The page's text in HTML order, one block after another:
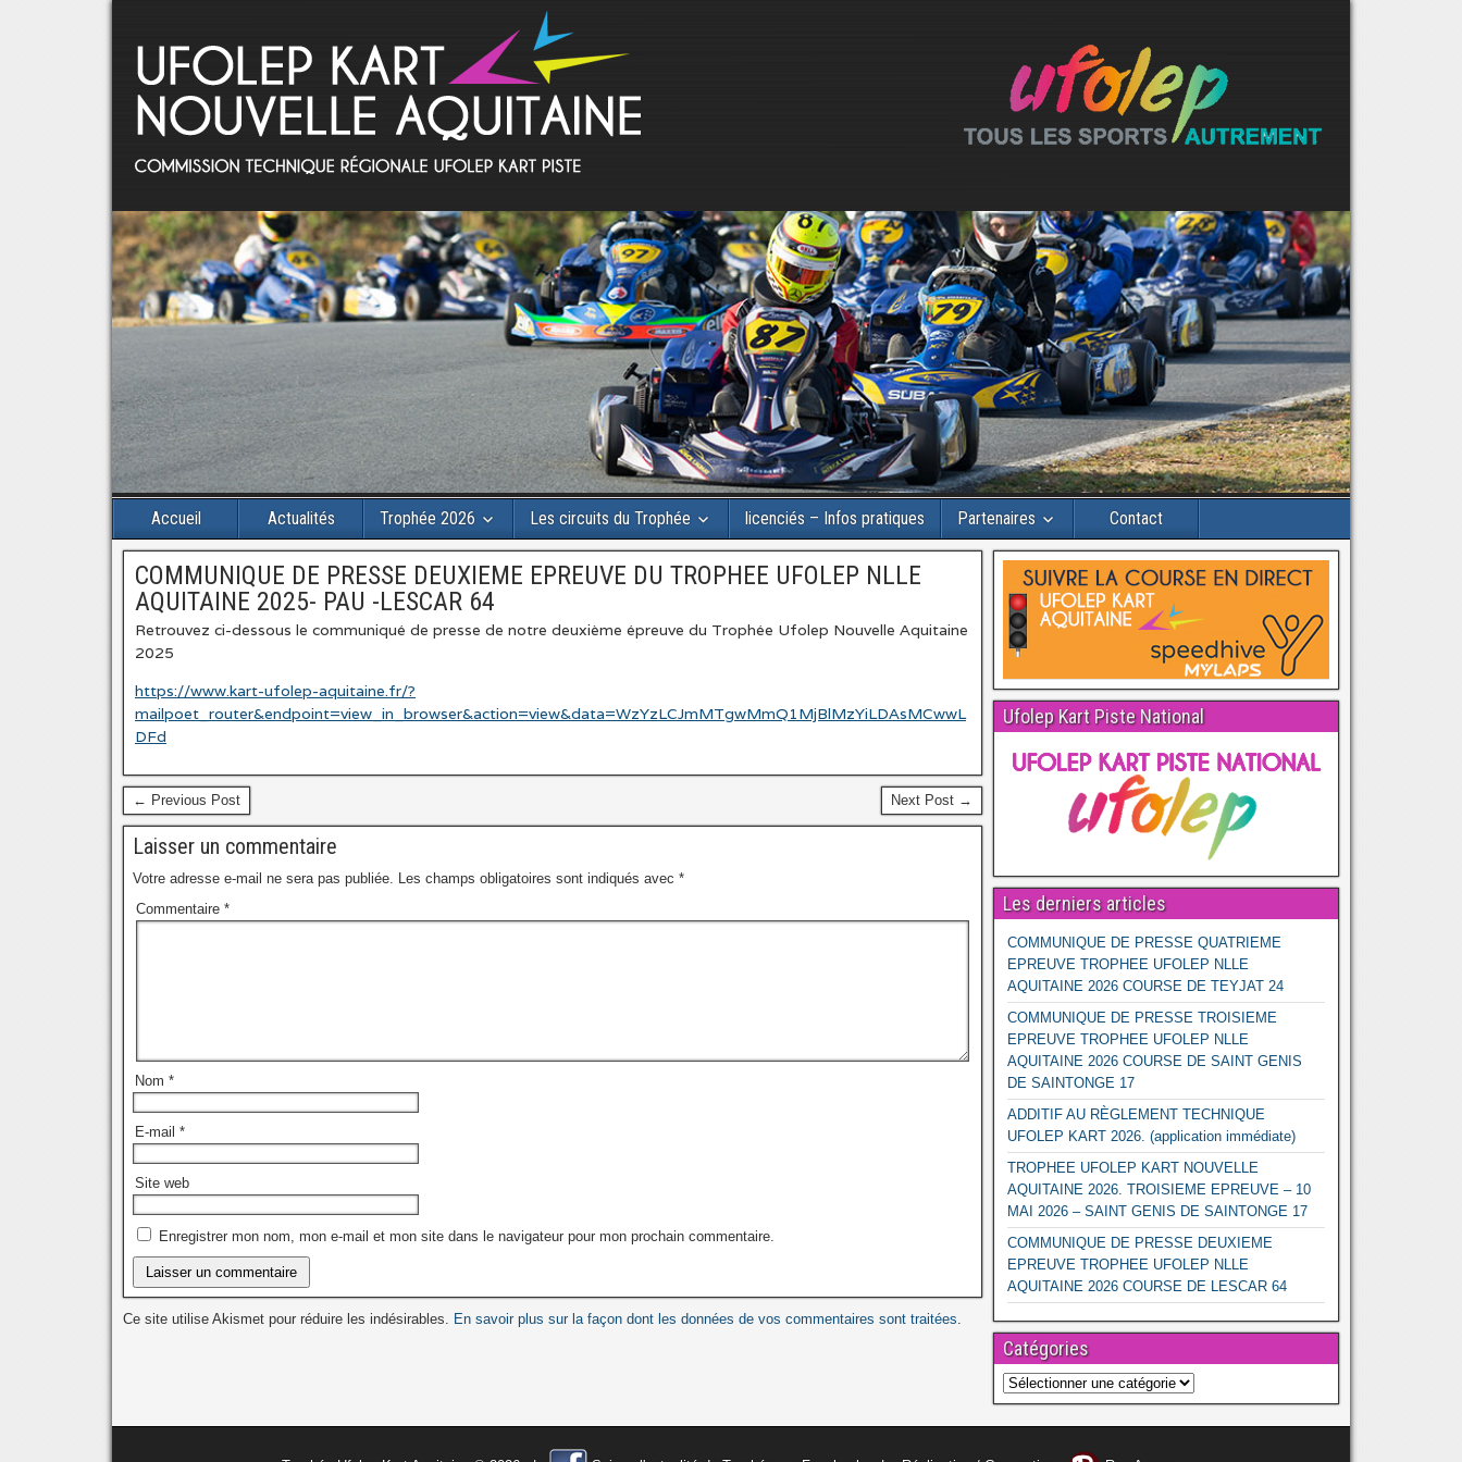
Accueil Actualités Trophée 2026 Les circuits du Trophée licenciés – Infos pratiques Partenaires Contact
COMMUNIQUE DE PRESSE DEUXIEME EPREUVE DU TROPHEE UFOLEP NLLE
AQUITAINE 2025- PAU -LESCAR 64
Retrouvez ci-dessous le communiqué de presse de notre deuxième épreuve du Trophée Ufolep Nouvelle Aquitaine
2025
https://www.kart-ufolep-aquitaine.fr/?
mailpoet_router&endpoint=view_in_browser&action=view&data=WzYzLCJmMTgwMmQ1MjBlMzYiLDAsMCwwL
DFd
← Previous Post Next Post →
Laisser un commentaire
Votre adresse e-mail ne sera pas publiée. Les champs obligatoires sont indiqués avec *
Commentaire *
Nom *
E-mail *
Site web
Enregistrer mon nom, mon e-mail et mon site dans le navigateur pour mon prochain commentaire.
Ce site utilise Akismet pour réduire les indésirables. En savoir plus sur la façon dont les données de vos commentaires sont traitées.
Ufolep Kart Piste National
Les derniers articles
COMMUNIQUE DE PRESSE QUATRIEME
EPREUVE TROPHEE UFOLEP NLLE
AQUITAINE 2026 COURSE DE TEYJAT 24
COMMUNIQUE DE PRESSE TROISIEME
EPREUVE TROPHEE UFOLEP NLLE
AQUITAINE 2026 COURSE DE SAINT GENIS
DE SAINTONGE 17
ADDITIF AU RÈGLEMENT TECHNIQUE
UFOLEP KART 2026. (application immédiate)
TROPHEE UFOLEP KART NOUVELLE
AQUITAINE 2026. TROISIEME EPREUVE – 10
MAI 2026 – SAINT GENIS DE SAINTONGE 17
COMMUNIQUE DE PRESSE DEUXIEME
EPREUVE TROPHEE UFOLEP NLLE
AQUITAINE 2026 COURSE DE LESCAR 64
Catégories
Catégories